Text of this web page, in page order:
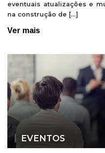
eventuais atualizações e
na construção de […]
Ver mais
EVENTOS